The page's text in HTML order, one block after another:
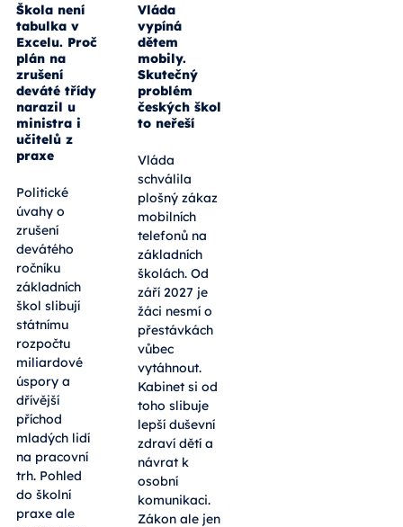
Škola není
tabulka v
Excelu. Proč
plán na
zrušení
deváté třídy
narazil u
ministra i
učitelů z
praxe
Politické
úvahy o
zrušení
devátého
ročníku
základních
škol slibují
státnímu
rozpočtu
miliardové
úspory a
dřívější
příchod
mladých lidí
na pracovní
trh. Pohled
do školní
praxe ale
Vláda
vypíná
dětem
mobily.
Skutečný
problém
českých škol
to neřeší
Vláda
schválila
plošný zákaz
mobilních
telefonů na
základních
školách. Od
září 2027 je
žáci nesmí o
přestávkách
vůbec
vytáhnout.
Kabinet si od
toho slibuje
lepší duševní
zdraví dětí a
návrat k
osobní
komunikaci.
Zákon ale jen